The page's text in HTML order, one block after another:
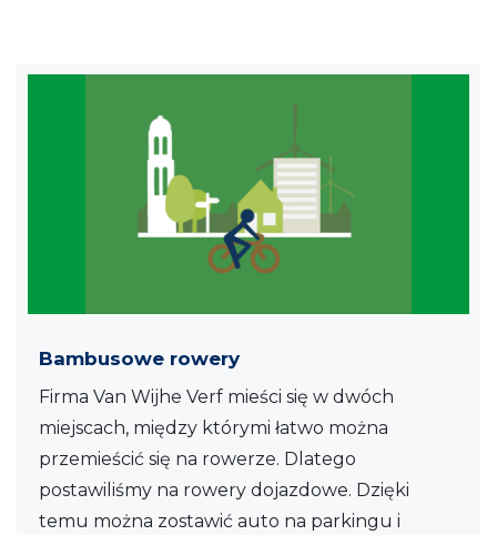
Bambusowe rowery
Firma Van Wijhe Verf mieści się w dwóch
miejscach, między którymi łatwo można
przemieścić się na rowerze. Dlatego
postawiliśmy na rowery dojazdowe. Dzięki
temu można zostawić auto na parkingu i